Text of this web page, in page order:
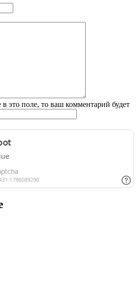
это поле, то ваш комментарий будет